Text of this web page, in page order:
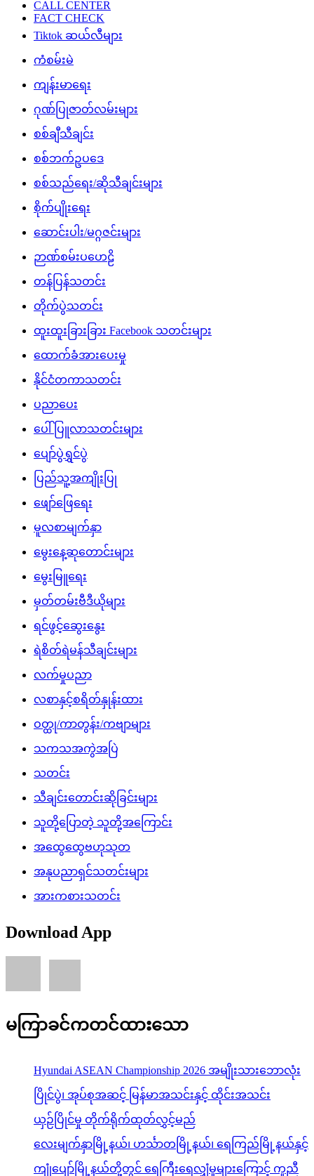
CALL CENTER
FACT CHECK
Tiktok ဆယ်လီများ
ကံစမ်းမဲ
ကျန်းမာရေး
ဂုဏ်ပြုဇာတ်လမ်းများ
စစ်ချီသီချင်း
စစ်ဘက်ဥပဒေ
စစ်သည်ရေး/ဆိုသီချင်းများ
စိုက်ပျိုးရေး
ဆောင်းပါး/မဂ္ဂဇင်းများ
ဉာဏ်စမ်းပဟေဠိ
တန်ပြန်သတင်း
တိုက်ပွဲသတင်း
ထူးထူးခြားခြား Facebook သတင်းများ
ထောက်ခံအားပေးမှု
နိုင်ငံတကာသတင်း
ပညာပေး
ပေါ်ပြူလာသတင်းများ
ပျော်ပွဲရွှင်ပွဲ
ပြည်သူ့အကျိုးပြု
ဖျော်ဖြေရေး
မူလစာမျက်နှာ
မွေးနေ့ဆုတောင်းများ
မွေးမြူရေး
မှတ်တမ်းဗီဒီယိုများ
ရင်ဖွင့်ဆွေးနွေး
ရဲစိတ်ရဲမန်သီချင်းများ
လက်မှုပညာ
လစာနှင့်စရိတ်နှုန်းထား
ဝတ္ထု/ကာတွန်း/ကဗျာများ
သကသအကွဲအပြဲ
သတင်း
သီချင်းတောင်းဆိုခြင်းများ
သူတို့ပြောတဲ့ သူတို့အကြောင်း
အထွေထွေဗဟုသုတ
အနုပညာရှင်သတင်းများ
အားကစားသတင်း
Download App
မကြာခင်ကတင်ထားသော
Hyundai ASEAN Championship 2026 အမျိုးသားဘောလုံး
ပြိုင်ပွဲ၊ အုပ်စုအဆင့် မြန်မာအသင်းနှင့် ထိုင်းအသင်း
ယှဉ်ပြိုင်မှု တိုက်ရိုက်ထုတ်လွှင့်မည်
လေးမျက်နှာမြို့နယ်၊ ဟင်္သာတမြို့နယ်၊ ရေကြည်မြို့နယ်နှင့်
ကျုံပျော်မြို့နယ်တို့တွင် ရေကြီးရေလျှံမှုများကြောင့် ကူညီ